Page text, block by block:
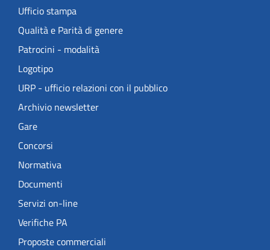
Ufficio stampa
Qualità e Parità di genere
Patrocini - modalità
Logotipo
URP - ufficio relazioni con il pubblico
Archivio newsletter
Gare
Concorsi
Normativa
Documenti
Servizi on-line
Verifiche PA
Proposte commerciali